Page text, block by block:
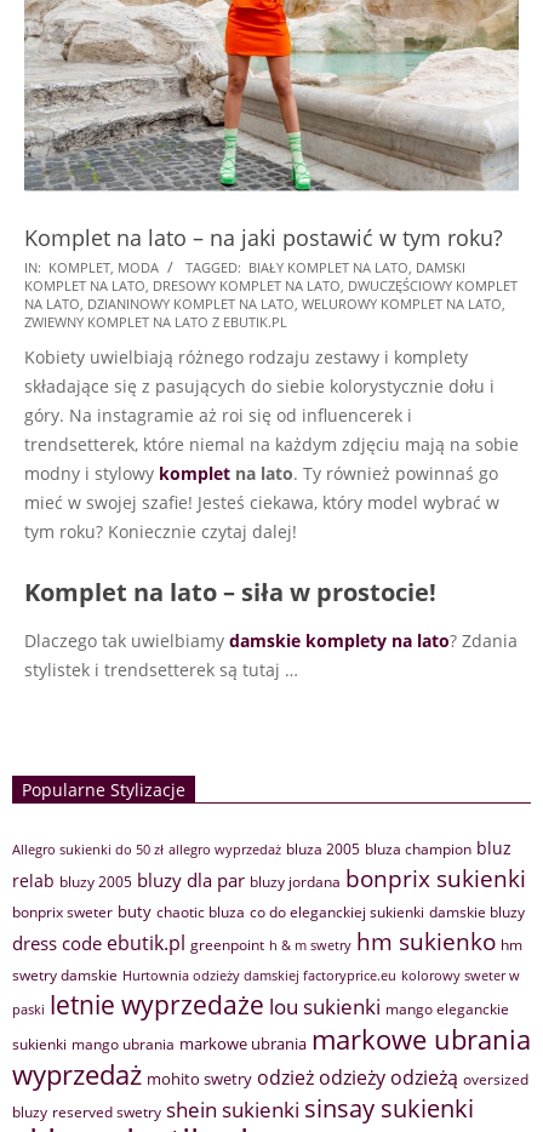
Komplet na lato – na jaki postawić w tym roku?
2022-
05-
09
IN: KOMPLET MODA TAGGED: BIAŁY KOMPLET NA LATO DAMSKI
KOMPLET NA LATO DRESOWY KOMPLET NA LATO DWUCZĘŚCIOWY KOMPLET
NA LATO DZIANINOWY KOMPLET NA LATO WELUROWY KOMPLET NA LATO
ZWIEWNY KOMPLET NA LATO Z EBUTIK.PL
Kobiety uwielbiają różnego rodzaju zestawy i komplety
składające się z pasujących do siebie kolorystycznie dołu i
góry. Na instagramie aż roi się od influencerek i
trendsetterek, które niemal na każdym zdjęciu mają na sobie
modny i stylowy komplet na lato. Ty również powinnaś go
mieć w swojej szafie! Jesteś ciekawa, który model wybrać w
tym roku? Koniecznie czytaj dalej!
Komplet na lato – siła w prostocie!
Dlaczego tak uwielbiamy damskie komplety na lato? Zdania
stylistek i trendsetterek są tutaj …
Popularne Stylizacje
Allegro sukienki do 50 zł allegro wyprzedaż bluza 2005 bluza champion bluz
relab bluzy 2005 bluzy dla par bluzy jordana bonprix sukienki
bonprix sweter buty chaotic bluza co do eleganckiej sukienki damskie bluzy
dress code ebutik.pl greenpoint h & m swetry hm sukienko hm
swetry damskie Hurtownia odzieży damskiej factoryprice.eu kolorowy sweter w
paski letnie wyprzedaże lou sukienki mango eleganckie
sukienki mango ubrania markowe ubrania markowe ubrania
wyprzedaż mohito swetry odzież odzieży odzieżą oversized
bluzy reserved swetry shein sukienki sinsay sukienki